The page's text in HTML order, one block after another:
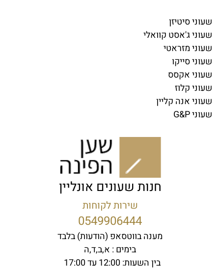
שעוני סיטיזן
שעוני ג'אסט קוואלי
שעוני מזראטי
שעוני סייקו
שעוני אקסס
שעוני קלוז
שעוני אנה קליין
שעוני G&P
חנות שעונים אונליין
שירות לקוחות
0549906444
מענה בווטסאפ (הודעות) בלבד
בימים : א,ב,ד,ה
בין השעות: 12:00 עד 17:00